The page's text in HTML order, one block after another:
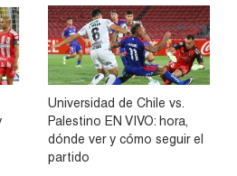
Universidad de Chile vs.
Palestino EN VIVO: hora,
dónde ver y cómo seguir el
partido